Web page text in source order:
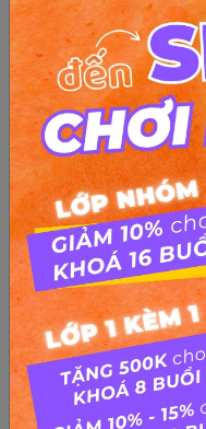
Tổng hợp các loại
Top các loại Harmonic
chắc đã từng nghe qua
từ cây đàn guitar. Âm
lớn như khi ta bấm mạnh